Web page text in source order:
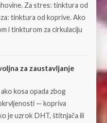
Za stres: tinktura od
tinktura od koprive. Ako
i tinkturom za cirkulaciju
za zaustavljanje
kosa opada zbog
— kopriva
je uzrok DHT, štitnjača ili